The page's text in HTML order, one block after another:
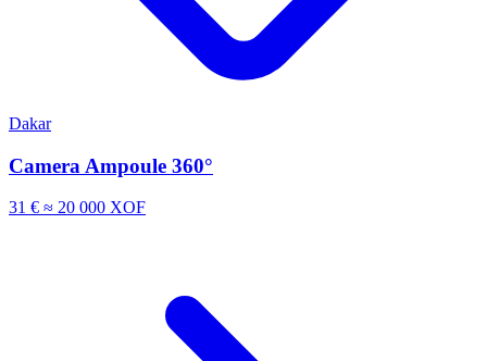
Dakar
Camera Ampoule 360°
31 € ≈ 20 000 XOF